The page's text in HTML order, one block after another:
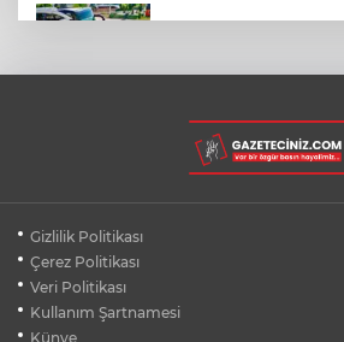
BURSA'DA DEPO
SIÇRAMADAN
SİLİVRİ'DE YANGIN:
Gizlilik Politikası
Çerez Politikası
Veri Politikası
Kullanım Şartnamesi
Künye